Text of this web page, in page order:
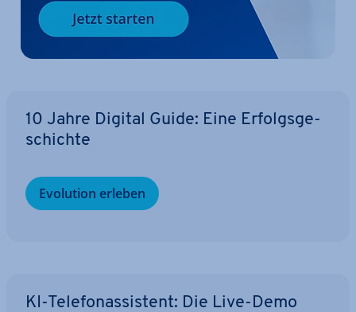
10 Jahre Digital Guide: Eine Er­folgs­ge­
schich­te
Evolution erleben
KI-Te­le­fon­as­sis­tent: Die Live-Demo